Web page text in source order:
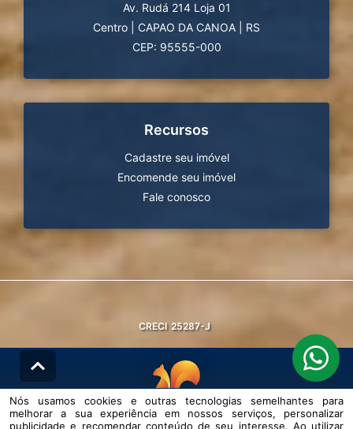
Av. Rudá 214 Loja 01
Centro
CAPAO DA CANOA
RS
CEP: 95555-000
Recursos
Cadastre seu imóvel
Encomende seu imóvel
Fale conosco
CRECI 25287-J
© DESENVOLVIDO PELAAGIL.NET
Nós usamos cookies e outras tecnologias semelhantes para
melhorar a sua experiência em nossos serviços, personalizar
publicidade e recomendar conteúdo de seu interesse. Ao utilizar